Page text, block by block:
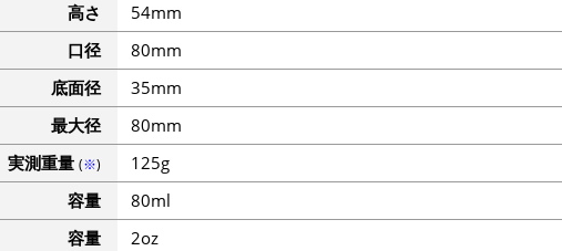
高さ
54mm
口径
80mm
底面径
35mm
最大径
80mm
実測重量 (※)
125g
容量
80ml
容量
2oz